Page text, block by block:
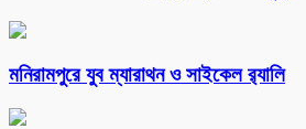
মনিরামপুরে যুব ম্যারাথন ও সাইকেল র‌্যালি